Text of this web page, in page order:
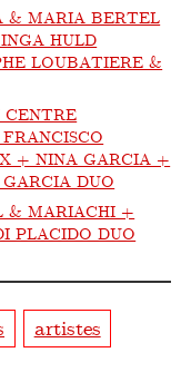
& MARIA BERTEL
HULD
LOUBATIERE &
CENTRE
+ NINA GARCIA +
DUO
& MARIACHI +
PLACIDO DUO
artistes